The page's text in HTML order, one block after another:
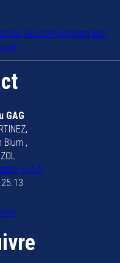
de l'Accompagnement
GAG
Blum ,
gag.fr